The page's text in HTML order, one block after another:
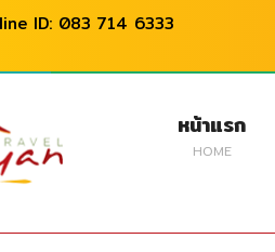
ID: 083 714 6333
หน้าแรก
HOME